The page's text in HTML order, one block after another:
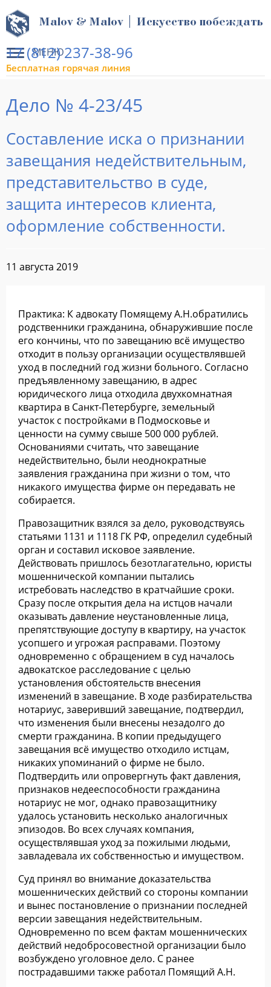
МЕНЮ
Malov & Malov | Искусство побеждать
+7 (812) 237-38-96
Бесплатная горячая линия
Дело № 4-23/45
Составление иска о признании
завещания недействительным,
представительство в суде,
защита интересов клиента,
оформление собственности.
11 августа 2019
Практика: К адвокату Помящему А.Н.обратились
родственники гражданина, обнаружившие после
его кончины, что по завещанию всё имущество
отходит в пользу организации осуществлявшей
уход в последний год жизни больного. Согласно
предъявленному завещанию, в адрес
юридического лица отходила двухкомнатная
квартира в Санкт-Петербурге, земельный
участок с постройками в Подмосковье и
ценности на сумму свыше 500 000 рублей.
Основаниями считать, что завещание
недействительно, были неоднократные
заявления гражданина при жизни о том, что
никакого имущества фирме он передавать не
собирается.
Правозащитник взялся за дело, руководствуясь
статьями 1131 и 1118 ГК РФ, определил судебный
орган и составил исковое заявление.
Действовать пришлось безотлагательно, юристы
мошеннической компании пытались
истребовать наследство в кратчайшие сроки.
Сразу после открытия дела на истцов начали
оказывать давление неустановленные лица,
препятствующие доступу в квартиру, на участок
усопшего и угрожая расправами. Поэтому
одновременно с обращением в суд началось
адвокатское расследование с целью
установления обстоятельств внесения
изменений в завещание. В ходе разбирательства
нотариус, заверивший завещание, подтвердил,
что изменения были внесены незадолго до
смерти гражданина. В копии предыдущего
завещания всё имущество отходило истцам,
никаких упоминаний о фирме не было.
Подтвердить или опровергнуть факт давления,
признаков недееспособности гражданина
нотариус не мог, однако правозащитнику
удалось установить несколько аналогичных
эпизодов. Во всех случаях компания,
осуществлявшая уход за пожилыми людьми,
завладевала их собственностью и имуществом.
Суд принял во внимание доказательства
мошеннических действий со стороны компании
и вынес постановление о признании последней
версии завещания недействительным.
Одновременно по всем фактам мошеннических
действий недобросовестной организации было
возбуждено уголовное дело. С ранее
пострадавшими также работал Помящий А.Н.